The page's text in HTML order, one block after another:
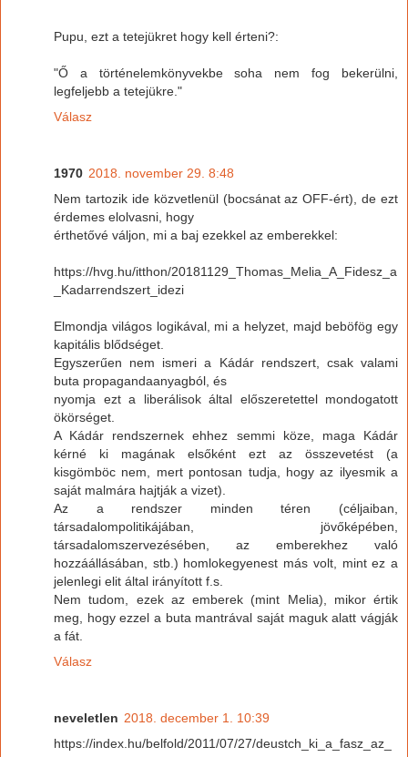
Pupu, ezt a tetejükret hogy kell érteni?:
"Ő a történelemkönyvekbe soha nem fog bekerülni,
legfeljebb a tetejükre."
Válasz
1970 2018. november 29. 8:48
Nem tartozik ide közvetlenül (bocsánat az OFF-ért), de ezt
érdemes elolvasni, hogy
érthetővé váljon, mi a baj ezekkel az emberekkel:
https://hvg.hu/itthon/20181129_Thomas_Melia_A_Fidesz_a
_Kadarrendszert_idezi
Elmondja világos logikával, mi a helyzet, majd beböfög egy
kapitális blődséget.
Egyszerűen nem ismeri a Kádár rendszert, csak valami
buta propagandaanyagból, és
nyomja ezt a liberálisok által előszeretettel mondogatott
ökörséget.
A Kádár rendszernek ehhez semmi köze, maga Kádár
kérné ki magának elsőként ezt az összevetést (a
kisgömböc nem, mert pontosan tudja, hogy az ilyesmik a
saját malmára hajtják a vizet).
Az a rendszer minden téren (céljaiban,
társadalompolitikájában, jövőképében,
társadalomszervezésében, az emberekhez való
hozzáállásában, stb.) homlokegyenest más volt, mint ez a
jelenlegi elit által irányított f.s.
Nem tudom, ezek az emberek (mint Melia), mikor értik
meg, hogy ezzel a buta mantrával saját maguk alatt vágják
a fát.
Válasz
neveletlen 2018. december 1. 10:39
https://index.hu/belfold/2011/07/27/deustch_ki_a_fasz_az_